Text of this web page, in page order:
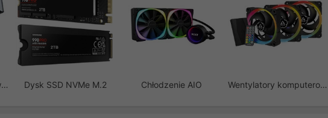
Akcesoria do telefonów GSM Dysk SSD NVMe M.2 Chłodzenie AIO Wentylatory komputerowe